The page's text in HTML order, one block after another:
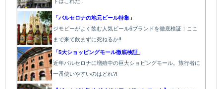
「バルセロナの地元ビール特集」
ジモピーがよく飲む人気ビール6ブランドを徹底検証！ここ
まで来て飲まずに死ねるか!!
「5大ショッピングモール徹底検証」
近年バルセロナに増殖中の巨大ショピングモール。旅行者に
一番使いやすいのはどれ?!